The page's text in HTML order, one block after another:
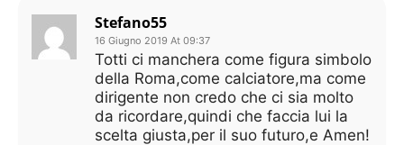
Stefano55
16 Giugno 2019 At 09:37
Totti ci manchera come figura simbolo
della Roma,come calciatore,ma come
dirigente non credo che ci sia molto
da ricordare,quindi che faccia lui la
scelta giusta,per il suo futuro,e Amen!